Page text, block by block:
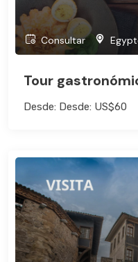
Consultar
Tour
Desde: Desde: US$60